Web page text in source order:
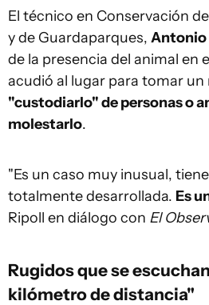
El técnico en Conservación
y de Guardaparques, Antonio
de la presencia del animal en
acudió al lugar para tomar un
"custodiarlo" de personas o
molestarlo.
"Es un caso muy inusual,
totalmente desarrollada. Es
Ripoll en diálogo con El
Rugidos que se
kilómetro de distancia"